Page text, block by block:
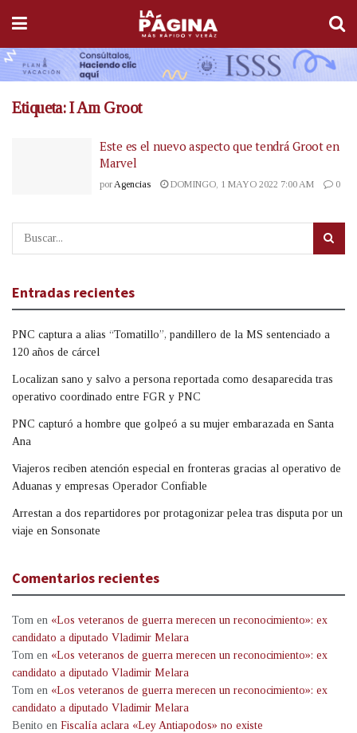
Etiqueta:I Am Groot
Este es el nuevo aspecto que tendrá Groot en
Marvel
por Agencias DOMINGO, 1 MAYO 2022 7:00 AM 0
Entradas recientes
PNC captura a alias “Tomatillo”, pandillero de la MS sentenciado a
120 años de cárcel
Localizan sano y salvo a persona reportada como desaparecida tras
operativo coordinado entre FGR y PNC
PNC capturó a hombre que golpeó a su mujer embarazada en Santa
Ana
Viajeros reciben atención especial en fronteras gracias al operativo de
Aduanas y empresas Operador Confiable
Arrestan a dos repartidores por protagonizar pelea tras disputa por un
viaje en Sonsonate
Comentarios recientes
Tom en «Los veteranos de guerra merecen un reconocimiento»: ex
candidato a diputado Vladimir Melara
Tom en «Los veteranos de guerra merecen un reconocimiento»: ex
candidato a diputado Vladimir Melara
Tom en «Los veteranos de guerra merecen un reconocimiento»: ex
candidato a diputado Vladimir Melara
Benito en Fiscalía aclara «Ley Antiapodos» no existe